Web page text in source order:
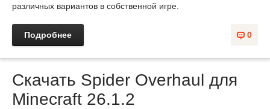
различных вариантов в собственной игре.
0
Подробнее
Скачать Spider Overhaul для
Minecraft 26.1.2